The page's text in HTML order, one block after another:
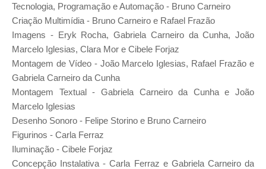
Tecnologia, Programação e Automação - Bruno Carneiro
Criação Multimídia - Bruno Carneiro e Rafael Frazão
Imagens - Eryk Rocha, Gabriela Carneiro da Cunha, João
Marcelo Iglesias, Clara Mor e Cibele Forjaz
Montagem de Vídeo - João Marcelo Iglesias, Rafael Frazão e
Gabriela Carneiro da Cunha
Montagem Textual - Gabriela Carneiro da Cunha e João
Marcelo Iglesias
Desenho Sonoro - Felipe Storino e Bruno Carneiro
Figurinos - Carla Ferraz
Iluminação - Cibele Forjaz
Concepção Instalativa - Carla Ferraz e Gabriela Carneiro da